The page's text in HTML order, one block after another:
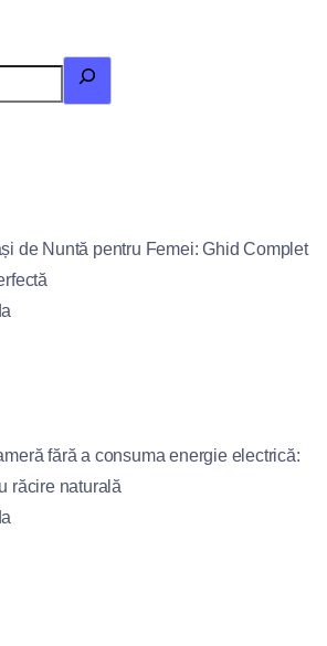
de Nuntă pentru Femei: Ghid Complet
fără a consuma energie electrică:
răcire naturală